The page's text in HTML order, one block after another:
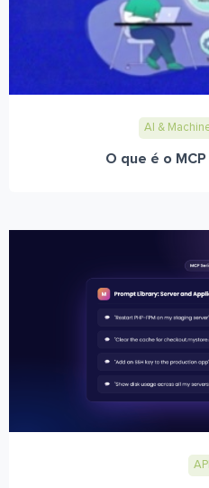
AI &
O que é o
API